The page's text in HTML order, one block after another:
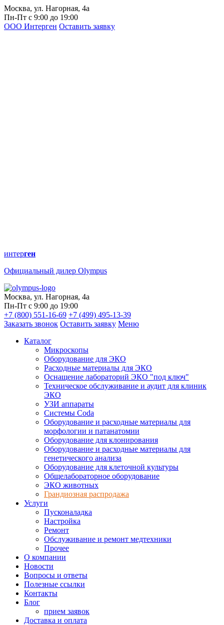
Москва, ул. Нагорная, 4а
Пн-Пт с 9:00 до 19:00
ООО Интерген Оставить заявку
интерген
Официальный дилер Olympus
Москва, ул. Нагорная, 4а
Пн-Пт с 9:00 до 19:00
+7 (800) 551-16-69 +7 (499) 495-13-39
Заказать звонок Оставить заявку Меню
Каталог
Микроскопы
Оборудование для ЭКО
Расходные материалы для ЭКО
Оснащение лабораторий ЭКО "под ключ"
Техническое обслуживание и аудит для клиник
ЭКО
УЗИ аппараты
Системы Coda
Оборудование и расходные материалы для
морфологии и патанатомии
Оборудование для клонирования
Оборудование и расходные материалы для
генетического анализа
Оборудование для клеточной культуры
Общелабораторное оборудование
ЭКО животных
Грандиозная распродажа
Услуги
Пусконаладка
Настройка
Ремонт
Обслуживание и ремонт медтехники
Прочее
О компании
Новости
Вопросы и ответы
Полезные ссылки
Контакты
Блог
прием заявок
Доставка и оплата